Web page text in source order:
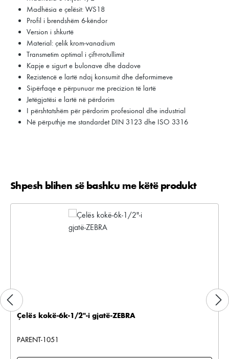
Madhësia e çelësit: WS18
Profil i brendshëm 6-këndor
Version i shkurtë
Material: çelik krom-vanadium
Transmetim optimal i çift-rrotullimit
Kapje e sigurt e bulonave dhe dadove
Rezistencë e lartë ndaj konsumit dhe deformimeve
Sipërfaqe e përpunuar me precizion të lartë
Jetëgjatësi e lartë në përdorim
I përshtatshëm për përdorim profesional dhe industrial
Në përputhje me standardet DIN 3123 dhe ISO 3316
Kalo galerinë e produktit
Shpesh blihen së bashku me këtë produkt
Çelës kokë-6k-1/2"-i gjatë-ZEBRA
PARENT-1051